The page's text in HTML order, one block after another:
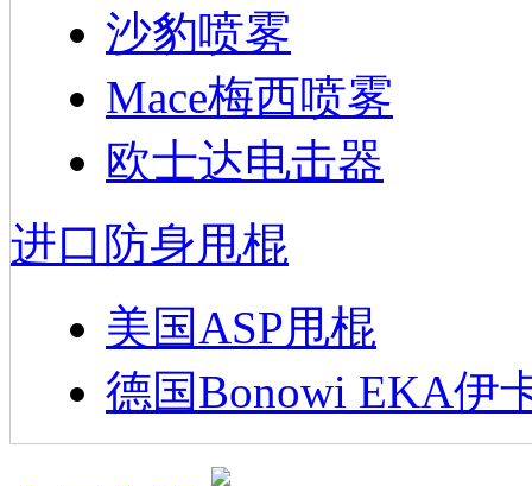
沙豹喷雾
Mace梅西喷雾
欧士达电击器
进口防身甩棍
美国ASP甩棍
德国Bonowi EKA伊